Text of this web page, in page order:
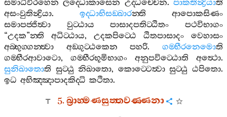
සමාධිවිරහෙන ලද‍්ධොකාසෙන උද‍්ධච‍්චෙන.පාකතින්‍ද්‍රියාති
අසංවුතින්‍ද්‍රියා. ඉද‍්ධාභිසඞ‍්ඛාරන‍්ති
ආපොකසිණං
සමාපජ‍්ජිත්‍වා
වුට‍්ඨාය පාසාදපතිට‍්ඨිතං
පථවිභාගං
“උදක”න‍්ති අධිට‍්ඨාය, උදකපිට‍්ඨෙ ඨිතපාසාදං
වෙහාසං
අබ‍්භුග‍්ගන‍්ත්‍වා
අඞ‍්ගුට‍්ඨකෙන පහරි.ගම‍්භීරනෙමොති
ගම‍්භීරආවාටො, ගම‍්භීරභූමිභාගං අනුපවිට‍්ඨොති අත්‍ථො.
සුනිඛාතොති සුට‍්ඨු නිඛාතො, කොට‍්ටෙත්‍වා සුට‍්ඨු ඨපිතො.
ඉධ අභිඤ‍්ඤාපාදකිද‍්ධි කථිතා.
5.බ්‍රාහ‍්මණසුත‍්තවණ‍්ණනා